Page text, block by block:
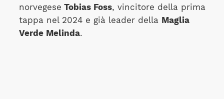
norvegese Tobias Foss, vincitore della prima
tappa nel 2024 e già leader della Maglia
Verde Melinda.